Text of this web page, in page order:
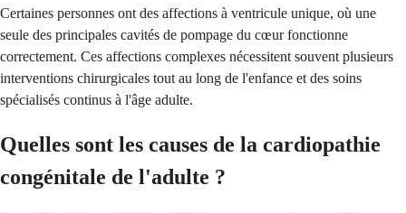
Certaines personnes ont des affections à ventricule unique, où une
seule des principales cavités de pompage du cœur fonctionne
correctement. Ces affections complexes nécessitent souvent plusieurs
interventions chirurgicales tout au long de l'enfance et des soins
spécialisés continus à l'âge adulte.
Quelles sont les causes de la cardiopathie
congénitale de l'adulte ?